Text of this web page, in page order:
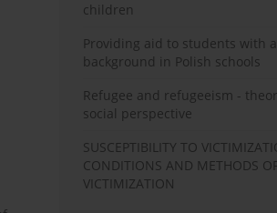
children
Providing aid to students with
background in Polish schools
Refugee and refugeeism -
social perspective
SUSCEPTIBILITY TO
CONDITIONS AND METHODS
VICTIMIZATION